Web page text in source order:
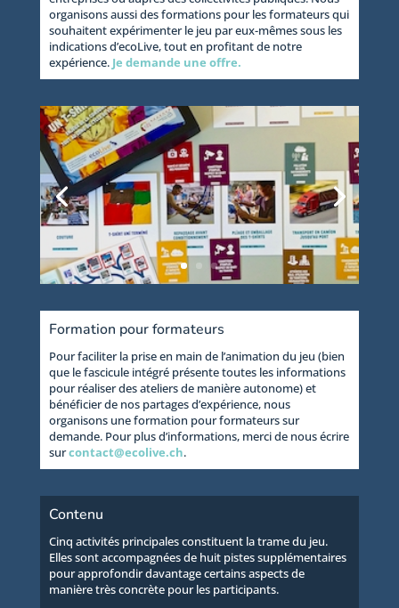
organisons aussi des formations pour les formateurs qui
souhaitent expérimenter le jeu par eux-mêmes sous les
indications d’ecoLive, tout en profitant de notre
expérience. Je demande une offre.
Formation pour formateurs
Pour faciliter la prise en main de l’animation du jeu (bien
que le fascicule intégré présente toutes les informations
pour réaliser des ateliers de manière autonome) et
bénéficier de nos partages d’expérience, nous
organisons une formation pour formateurs sur
demande. Pour plus d’informations, merci de nous écrire
surcontact@ecolive.ch.
Contenu
Cinq activités principales constituent la trame du jeu.
Elles sont accompagnées de huit pistes supplémentaires
pour approfondir davantage certains aspects de
manière très concrète pour les participants.